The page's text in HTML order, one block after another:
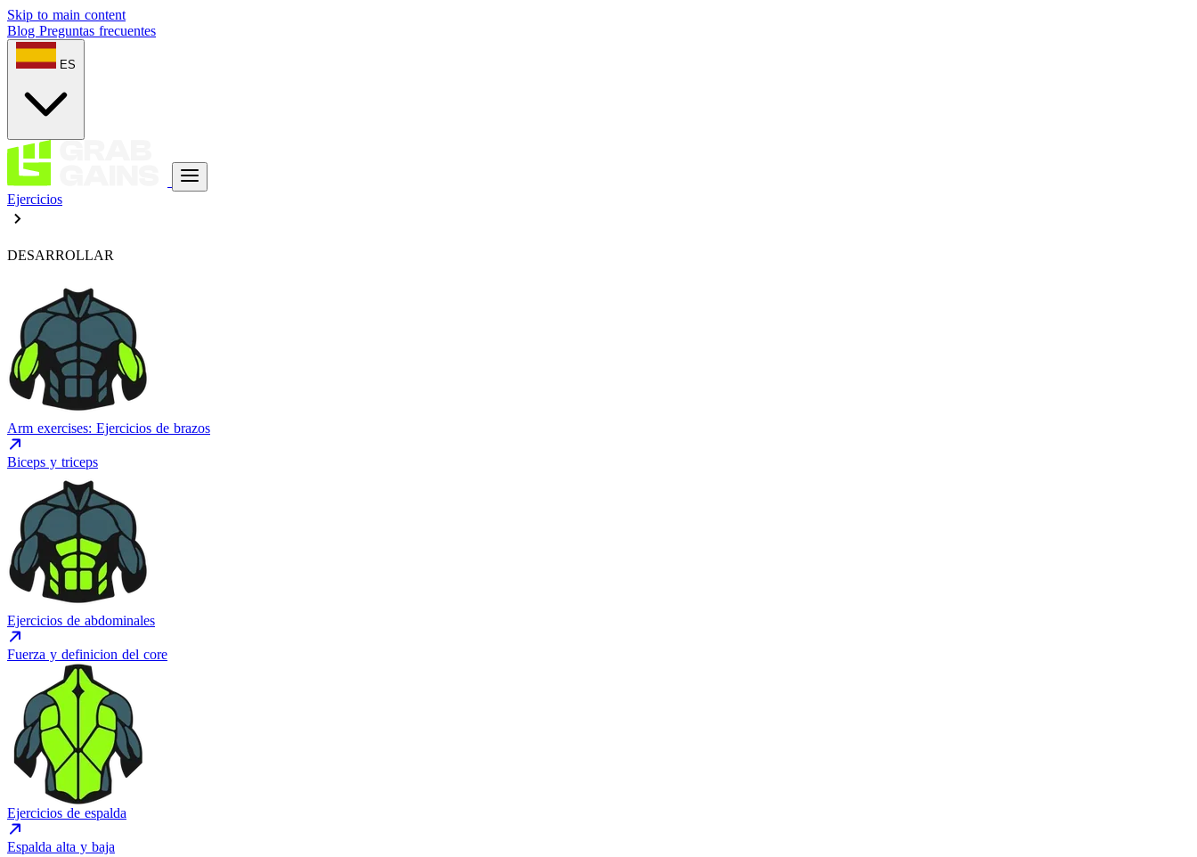
Skip to main content
Blog Preguntas frecuentes
ES
Ejercicios
DESARROLLAR
Arm exercises: Ejercicios de brazos
Biceps y triceps
Ejercicios de abdominales
Fuerza y definicion del core
Ejercicios de espalda
Espalda alta y baja